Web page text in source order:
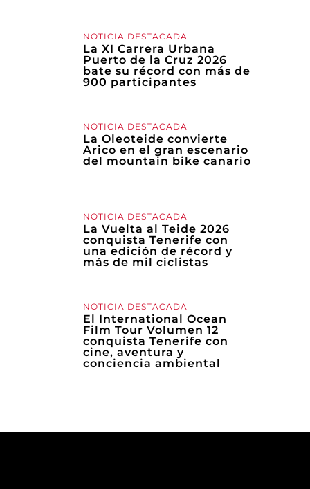
NOTICIA DESTACADA
La XI Carrera Urbana
Puerto de la Cruz 2026
bate su récord con más de
900 participantes
NOTICIA DESTACADA
La Oleoteide convierte
Arico en el gran escenario
del mountain bike canario
NOTICIA DESTACADA
La Vuelta al Teide 2026
conquista Tenerife con
una edición de récord y
más de mil ciclistas
NOTICIA DESTACADA
El International Ocean
Film Tour Volumen 12
conquista Tenerife con
cine, aventura y
conciencia ambiental